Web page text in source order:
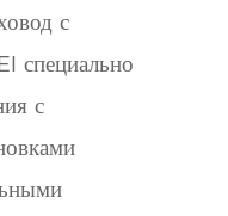
с
специально
с